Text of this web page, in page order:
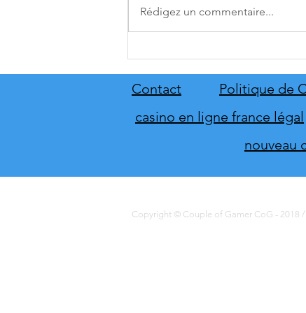
Rédigez un commentaire...
Contact Politique de
casino en ligne france légal
nouveau
Copyright © Couple of Gamer CoG - 2018